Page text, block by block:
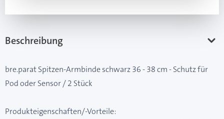
Beschreibung
bre.parat Spitzen-Armbinde schwarz 36 - 38 cm - Schutz für
Pod oder Sensor / 2 Stück
Produkteigenschaften/-Vorteile: